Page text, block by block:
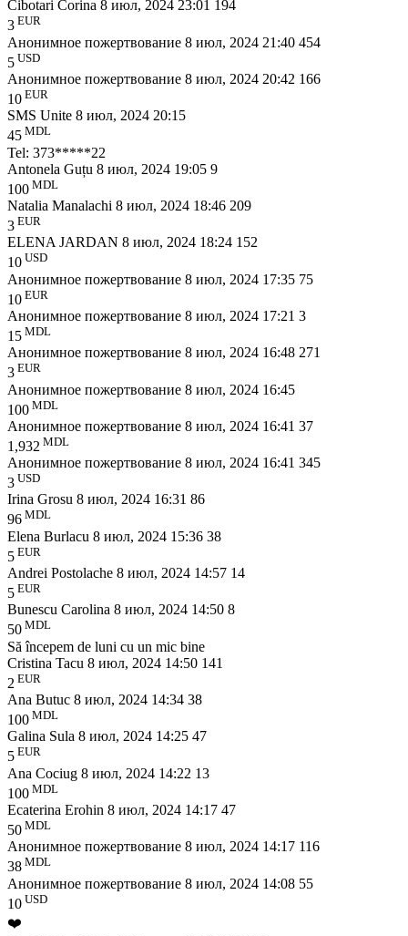
Cibotari Corina 8 июл, 2024 23:01 194
3 EUR
Анонимное пожертвование 8 июл, 2024 21:40 454
5 USD
Анонимное пожертвование 8 июл, 2024 20:42 166
10 EUR
SMS Unite 8 июл, 2024 20:15
45 MDL
Tel: 373*****22
Antonela Guțu 8 июл, 2024 19:05 9
100 MDL
Natalia Manalachi 8 июл, 2024 18:46 209
3 EUR
ELENA JARDAN 8 июл, 2024 18:24 152
10 USD
Анонимное пожертвование 8 июл, 2024 17:35 75
10 EUR
Анонимное пожертвование 8 июл, 2024 17:21 3
15 MDL
Анонимное пожертвование 8 июл, 2024 16:48 271
3 EUR
Анонимное пожертвование 8 июл, 2024 16:45
100 MDL
Анонимное пожертвование 8 июл, 2024 16:41 37
1,932 MDL
Анонимное пожертвование 8 июл, 2024 16:41 345
3 USD
Irina Grosu 8 июл, 2024 16:31 86
96 MDL
Elena Burlacu 8 июл, 2024 15:36 38
5 EUR
Andrei Postolache 8 июл, 2024 14:57 14
5 EUR
Bunescu Carolina 8 июл, 2024 14:50 8
50 MDL
Să începem de luni cu un mic bine
Cristina Tacu 8 июл, 2024 14:50 141
2 EUR
Ana Butuc 8 июл, 2024 14:34 38
100 MDL
Galina Sula 8 июл, 2024 14:25 47
5 EUR
Ana Cociug 8 июл, 2024 14:22 13
100 MDL
Ecaterina Erohin 8 июл, 2024 14:17 47
50 MDL
Анонимное пожертвование 8 июл, 2024 14:17 116
38 MDL
Анонимное пожертвование 8 июл, 2024 14:08 55
10 USD
❤️